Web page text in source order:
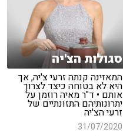
סגולות הצ'יה
המאזינה קנתה זרעי צ'יה, אך
היא לא בטוחה כיצד לצרוך
אותם • ד"ר מאיה רוזמן על
יתרונותיהם התזונתיים של
זרעי הצ'יה
31/07/2020